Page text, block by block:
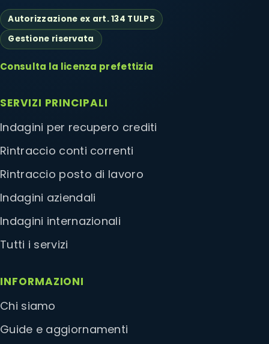
Autorizzazione ex art. 134 TULPS
Gestione riservata
Consulta la licenza prefettizia
SERVIZI PRINCIPALI
Indagini per recupero crediti
Rintraccio conti correnti
Rintraccio posto di lavoro
Indagini aziendali
Indagini internazionali
Tutti i servizi
INFORMAZIONI
Chi siamo
Guide e aggiornamenti